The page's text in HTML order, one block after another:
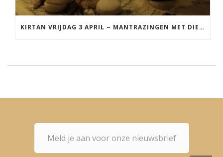
KIRTAN VRIJDAG 3 APRIL ~ MANTRAZINGEN MET DIEDERICK IN LEEUWARDEN
Meld je aan voor onze nieuwsbrief